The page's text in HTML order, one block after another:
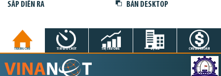
SẮP DIỄN RA BẢN DESKTOP
TRANG CHỦ TIN GIỜ CHÓT THỊ TRƯỜNG DỰ ÁN CHỨNG KHOÁN